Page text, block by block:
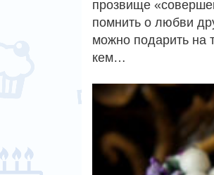
прозвище
помнить о любви
можно подарить на
кем…